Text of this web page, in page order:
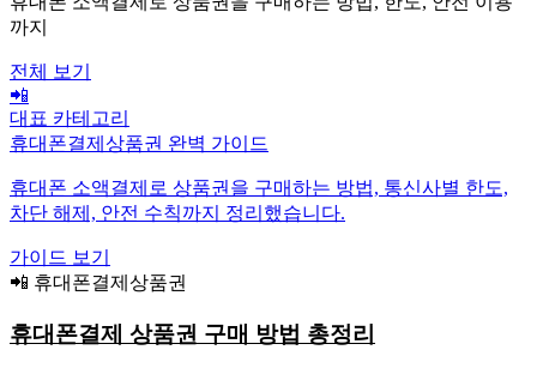
까지
전체 보기
📲
대표 카테고리
휴대폰결제상품권 완벽 가이드
휴대폰 소액결제로 상품권을 구매하는 방법, 통신사별 한도,
차단 해제, 안전 수칙까지 정리했습니다.
가이드 보기
📲 휴대폰결제상품권
휴대폰결제 상품권 구매 방법 총정리